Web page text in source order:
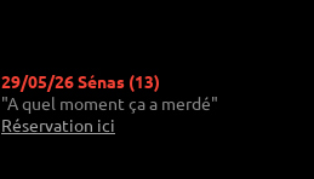
29/05/26 Sénas (13)
"A quel moment ça a merdé"
Réservation ici